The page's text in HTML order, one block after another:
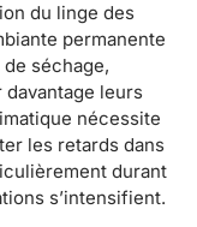
du linge des
permanente
séchage,
leurs
nécessite
les retards dans
durant
s’intensifient.